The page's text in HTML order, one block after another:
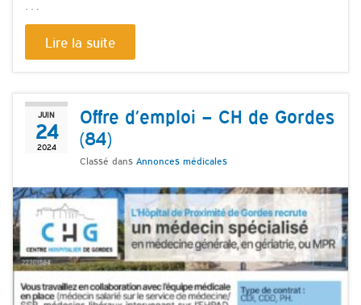
Lire la suite
JUIN
24
2024
Offre d’emploi – CH de Gordes
(84)
Classé dans Annonces médicales